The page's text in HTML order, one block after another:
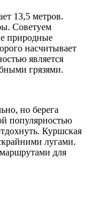
13,5 метров.
Советуем
природные
насчитывает
является
грязями.
но берега
популярностью
Куршская
лугами.
для